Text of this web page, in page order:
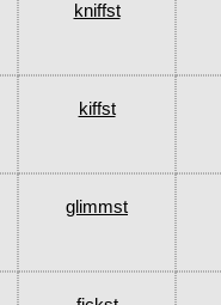
kniffst
kiffst
glimmst